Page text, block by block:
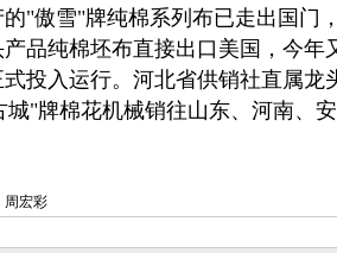
"傲雪"牌纯棉系列布已走出国门
品纯棉坯布直接出口美国，今年
投入运行。河北省供销社直属龙
城"牌棉花机械销往山东、河南、
周宏彩